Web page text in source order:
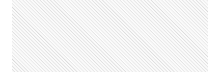
COM
GRÁFICOS
E
PASSO
A
PASSO
PARA